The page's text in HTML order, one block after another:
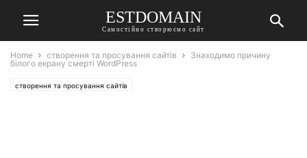
ESTDOMAIN
Самостійно створюємо сайт
Home створення та просування сайтів
Знаходимо причину
білого екрану смерті WordPress
створення та просування сайтів